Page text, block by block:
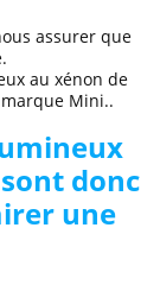
assurer que
au xénon de
Mini..
donc
une